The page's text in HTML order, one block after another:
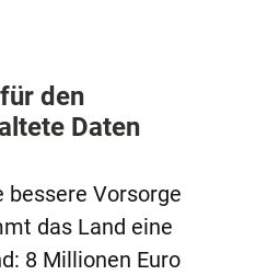
den
Daten
bessere Vorsorge
das Land eine
8 Millionen Euro